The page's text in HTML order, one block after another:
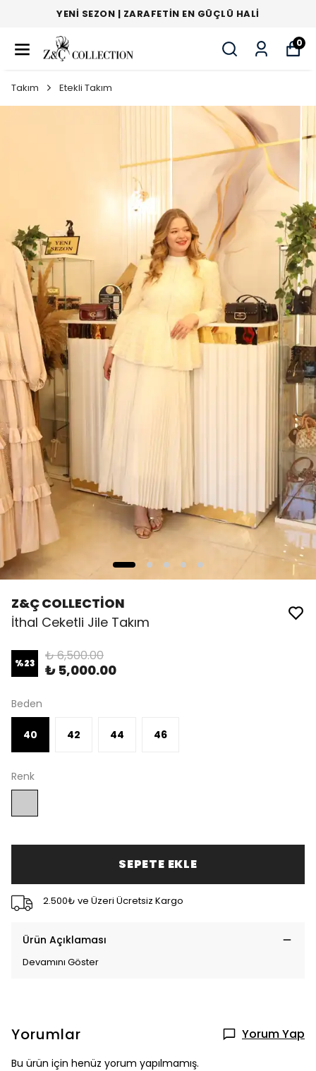
YENI SEZON | ZARAFETIN EN GÜÇLÜ HALI
0
Takım Etekli Takım
Z&Ç COLLECTİON
İthal Ceketli Jile Takım
%23 ₺ 6,500.00
₺ 5,000.00
Beden
40 42 44 46
Renk
SEPETE EKLE
2.500₺ ve Üzeri Ücretsiz Kargo
Ürün Açıklaması
Devamını Göster
Yorumlar Yorum Yap
Bu ürün için henüz yorum yapılmamış.